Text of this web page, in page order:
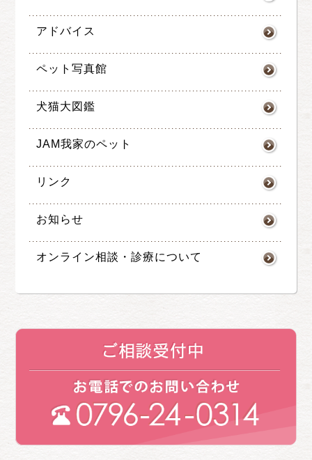
アドバイス
ペット写真館
犬猫大図鑑
JAM我家のペット
リンク
お知らせ
オンライン相談・診療について